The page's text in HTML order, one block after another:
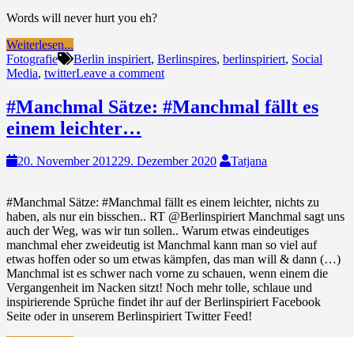
Words will never hurt you eh?
Weiterlesen...
Fotografie
Berlin inspiriert, Berlinspires, berlinspiriert, Social
Media, twitterLeave a comment
#Manchmal Sätze: #Manchmal fällt es
einem leichter…
20. November 201229. Dezember 2020 Tatjana
#Manchmal Sätze: #Manchmal fällt es einem leichter, nichts zu
haben, als nur ein bisschen.. RT @Berlinspiriert Manchmal sagt uns
auch der Weg, was wir tun sollen.. Warum etwas eindeutiges
manchmal eher zweideutig ist Manchmal kann man so viel auf
etwas hoffen oder so um etwas kämpfen, das man will & dann (…)
Manchmal ist es schwer nach vorne zu schauen, wenn einem die
Vergangenheit im Nacken sitzt! Noch mehr tolle, schlaue und
inspirierende Sprüche findet ihr auf der Berlinspiriert Facebook
Seite oder in unserem Berlinspiriert Twitter Feed!